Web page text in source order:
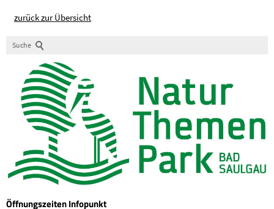
zurück zur Übersicht
Suche
Öffnungszeiten Infopunkt